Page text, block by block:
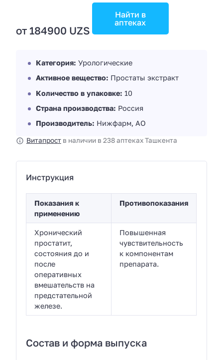
от 184900 UZS
Найти в
аптеках
Категория: Урологические
Активное вещество: Простаты экстракт
Количество в упаковке: 10
Страна производства: Россия
Производитель: Нижфарм, АО
Витапроств наличии в 238 аптеках Ташкента
Инструкция
Показания к
применению
Противопоказания
Хронический
простатит,
состояния до и
после
оперативных
вмешательств на
предстательной
железе.
Повышенная
чувствительность
к компонентам
препарата.
Состав и форма выпуска